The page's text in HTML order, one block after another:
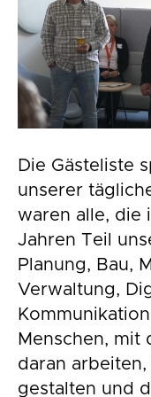
Die Gästeliste
unserer
waren alle, die
Jahren Teil
Planung, Bau,
Verwaltung,
Menschen, mit
daran
gestalten und